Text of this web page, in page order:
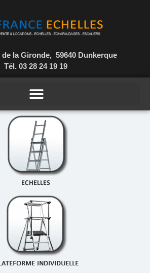
de la Gironde, 59640 Dunkerque
Tél. 03 28 24 19 19